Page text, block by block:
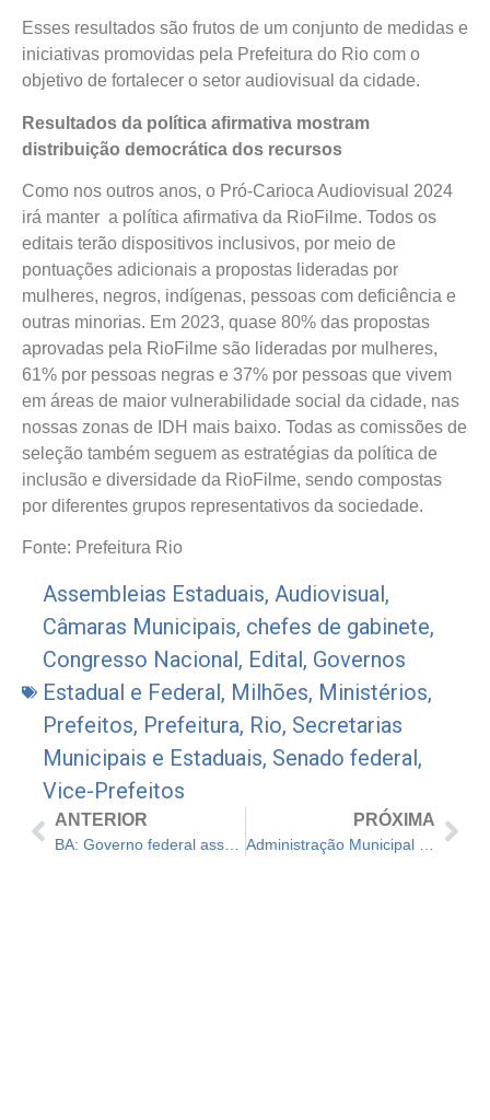
Esses resultados são frutos de um conjunto de medidas e
iniciativas promovidas pela Prefeitura do Rio com o
objetivo de fortalecer o setor audiovisual da cidade.
Resultados da política afirmativa mostram
distribuição democrática dos recursos
Como nos outros anos, o Pró-Carioca Audiovisual 2024
irá manter a política afirmativa da RioFilme. Todos os
editais terão dispositivos inclusivos, por meio de
pontuações adicionais a propostas lideradas por
mulheres, negros, indígenas, pessoas com deficiência e
outras minorias. Em 2023, quase 80% das propostas
aprovadas pela RioFilme são lideradas por mulheres,
61% por pessoas negras e 37% por pessoas que vivem
em áreas de maior vulnerabilidade social da cidade, nas
nossas zonas de IDH mais baixo. Todas as comissões de
seleção também seguem as estratégias da política de
inclusão e diversidade da RioFilme, sendo compostas
por diferentes grupos representativos da sociedade.
Fonte: Prefeitura Rio
Assembleias Estaduais, Audiovisual,
Câmaras Municipais, chefes de gabinete,
Congresso Nacional, Edital, Governos
Estadual e Federal, Milhões, Ministérios,
Prefeitos, Prefeitura, Rio, Secretarias
Municipais e Estaduais, Senado federal,
Vice-Prefeitos
ANTERIOR PRÓXIMA